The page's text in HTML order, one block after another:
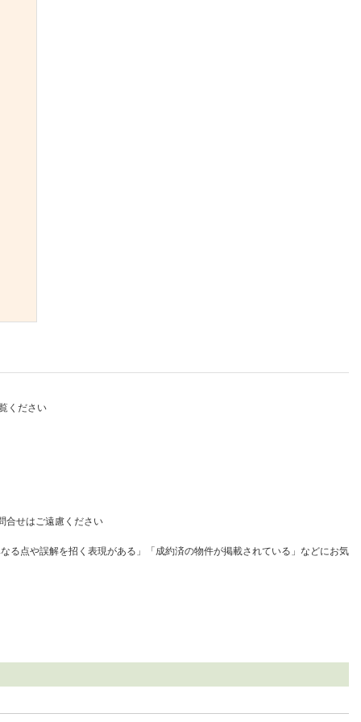
ください
合せはご遠慮ください
る点や誤解を招く表現がある」「成約済の物件が掲載されている」などにお気